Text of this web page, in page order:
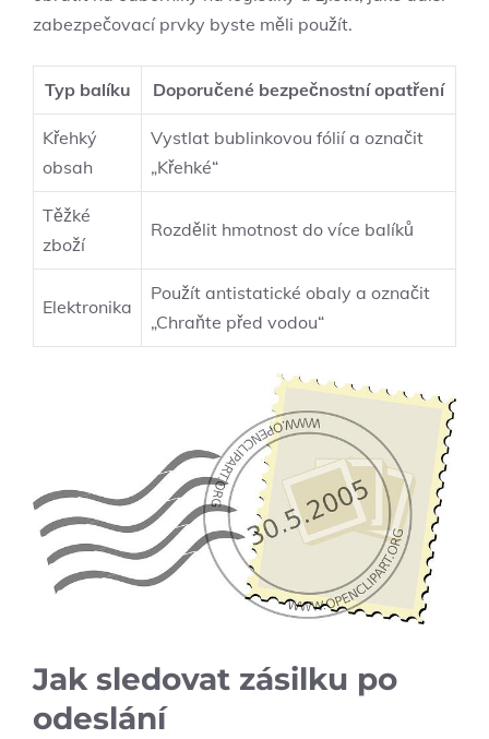
zabezpečovací prvky byste‌ měli použít.
Typ ‍balíku Doporučené‌ bezpečnostní opatření
Křehký
⁤obsah
Vystlat bublinkovou ‍fólií⁤ a označit
„Křehké“
Těžké
zboží
Rozdělit⁣ hmotnost do ⁤více balíků
Elektronika
Použít​ antistatické obaly a ⁢označit⁣
„Chraňte před vodou“
Jak sledovat zásilku po
odeslání